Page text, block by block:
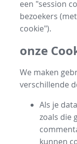
een "session
bezoekers
cookie").
onze
We maken
verschillende
Als je
zoals die
kunnen